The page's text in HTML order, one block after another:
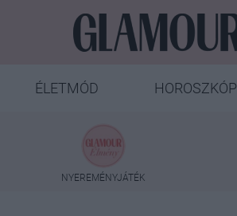
ÉLETMÓD HOROSZKÓP
NYEREMÉNYJÁTÉK